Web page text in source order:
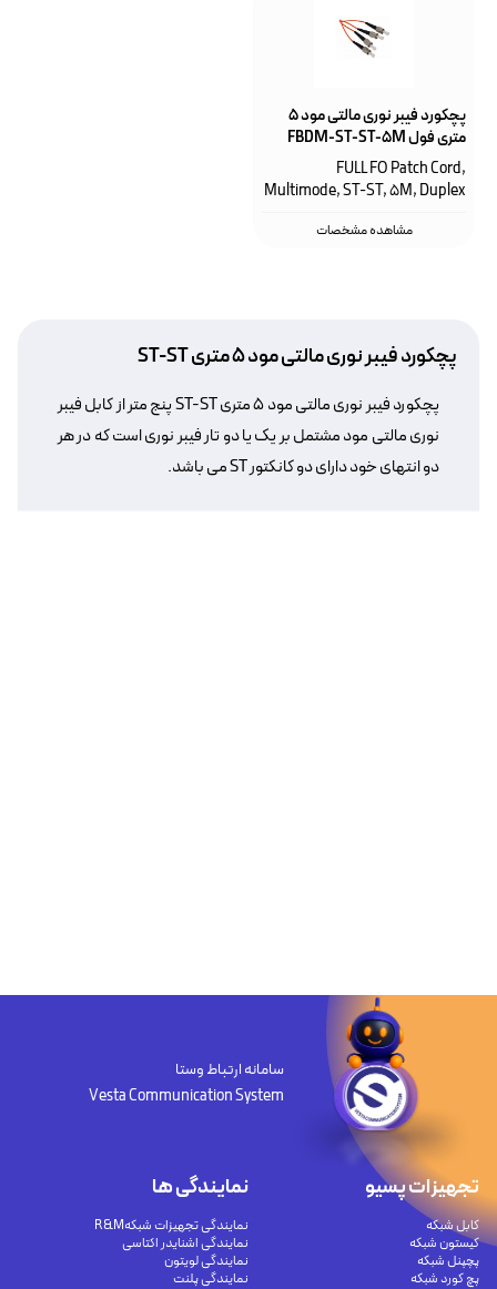
پچکورد فیبر نوری مالتی مود ۵
متری فول FBDM-ST-ST-5M
FULL FO Patch Cord,
Multimode, ST-ST, 5M, Duplex
مشاهده مشخصات
پچکورد فیبر نوری مالتی مود ۵ متری ST-ST
پچکورد فیبر نوری مالتی مود ۵ متری ST-ST پنج متر از کابل فیبر
نوری مالتی مود مشتمل بر یک یا دو تار فیبر نوری است که در هر
دو انتهای خود دارای دو کانکتور ST می باشد.
سامانه ارتباط وستا
Vesta Communication System
تجهیزات پسیو
کابل شبکه
کیستون شبکه
پچپنل شبکه
پچ کورد شبکه
نمایندگی ها
نمایندگی تجهیزات شبکهR&M
نمایندگی اشنایدر اکتاسی
نمایندگی لویتون
نمایندگی پلنت